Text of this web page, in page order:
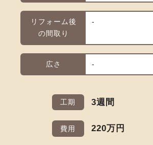
リフォーム後
の間取り
-
広さ -
工期 3週間
費用 220万円